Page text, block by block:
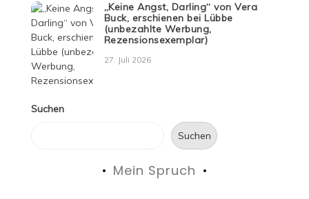
„Keine Angst, Darling“ von Vera
Buck, erschienen bei Lübbe
(unbezahlte Werbung,
Rezensionsexemplar)
27. Juli 2026
Suchen
Suchen
Mein Spruch